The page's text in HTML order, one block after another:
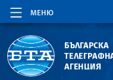
МЕНЮ
БЪЛГАРСКА
АГЕНЦИЯ